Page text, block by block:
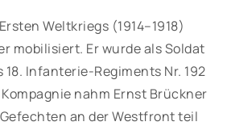
Weltkriegs (1914–1918)
mobilisiert. Er wurde als Soldat
18. Infanterie-Regiments Nr. 192
nahm Ernst Brückner
an der Westfront teil